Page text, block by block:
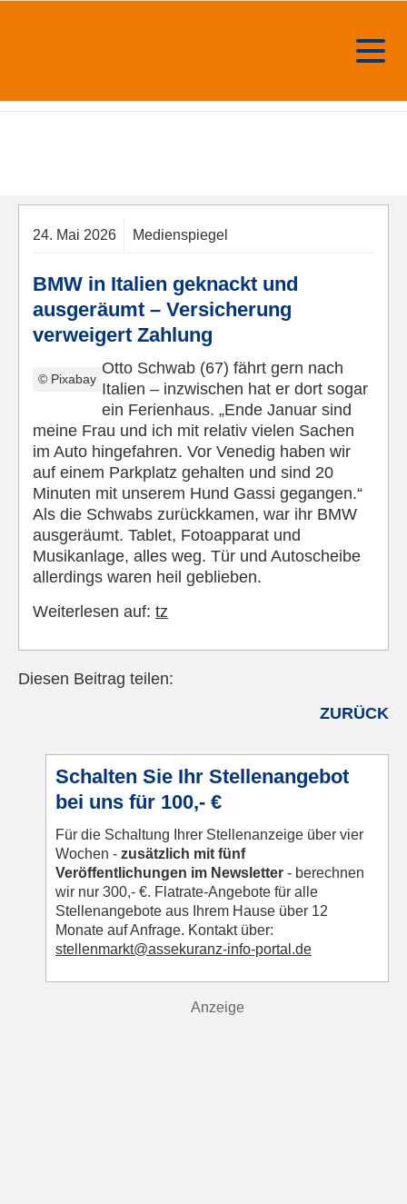
24. Mai 2026 Medienspiegel
BMW in Italien geknackt und
ausgeräumt – Versicherung
verweigert Zahlung
© Pixabay
Otto Schwab (67) fährt gern nach
Italien – inzwischen hat er dort sogar
ein Ferienhaus. „Ende Januar sind
meine Frau und ich mit relativ vielen Sachen
im Auto hingefahren. Vor Venedig haben wir
auf einem Parkplatz gehalten und sind 20
Minuten mit unserem Hund Gassi gegangen.“
Als die Schwabs zurückkamen, war ihr BMW
ausgeräumt. Tablet, Fotoapparat und
Musikanlage, alles weg. Tür und Autoscheibe
allerdings waren heil geblieben.
Weiterlesen auf: tz
Diesen Beitrag teilen:
ZURÜCK
Schalten Sie Ihr Stellenangebot
bei uns für 100,- €
Für die Schaltung Ihrer Stellenanzeige über vier
Wochen - zusätzlich mit fünf
Veröffentlichungen im Newsletter - berechnen
wir nur 300,- €. Flatrate-Angebote für alle
Stellenangebote aus Ihrem Hause über 12
Monate auf Anfrage. Kontakt über:
stellenmarkt@assekuranz-info-portal.de
Anzeige